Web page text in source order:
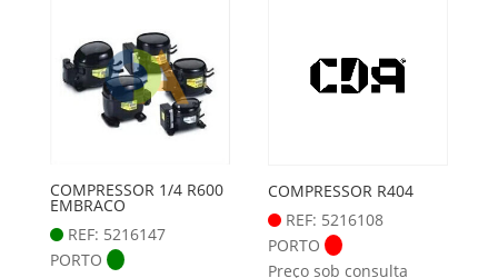
COMPRESSOR 1/4 R600
EMBRACO
REF: 5216147
PORTO
COMPRESSOR R404
REF: 5216108
PORTO
Preço sob consulta